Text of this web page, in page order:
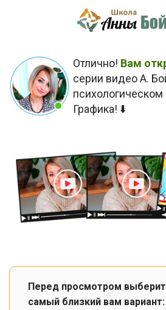
Отлично! Вам
серии видео А.
Графика! ⬇️
Перед просмотром
самый близкий вам вариант: